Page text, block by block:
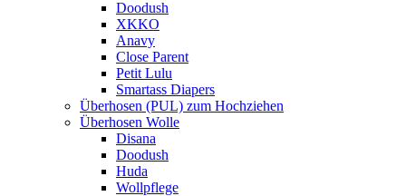
Doodush
XKKO
Anavy
Close Parent
Petit Lulu
Smartass Diapers
Überhosen (PUL) zum Hochziehen
Überhosen Wolle
Disana
Doodush
Huda
Wollpflege